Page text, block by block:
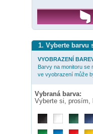
1. Vyberte barvu
VYOBRAZENÍ
Barvy na monitoru se
ve vyobrazení může
Vybraná barva:
Vyberte si, prosím,